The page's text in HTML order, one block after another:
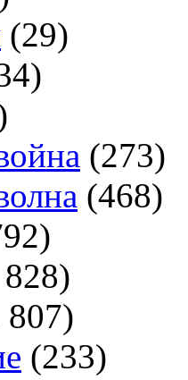
(29)
(273)
(468)
807)
(233)